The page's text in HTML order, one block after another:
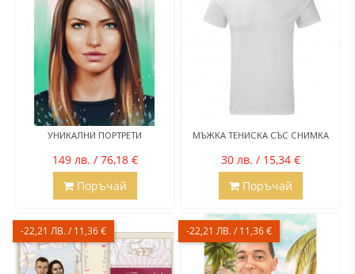
УНИКАЛНИ ПОРТРЕТИ
149 лв. / 76,18 €
Поръчай
МЪЖКА ТЕНИСКА СЪС СНИМКА
30 лв. / 15,34 €
Поръчай
-22,21 ЛВ. / 11,36 € -22,21 ЛВ. / 11,36 €